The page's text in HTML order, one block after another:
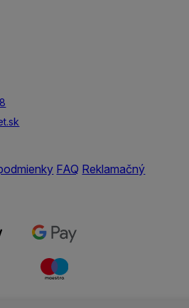
FAQ Reklamačný